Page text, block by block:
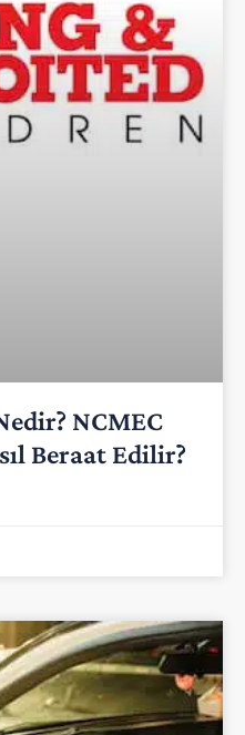
NCMEC
Beraat Edilir?